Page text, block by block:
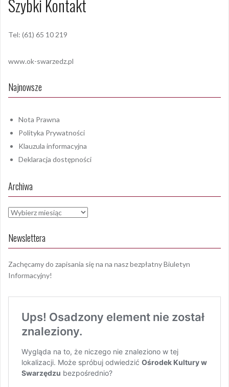
Szybki Kontakt
Tel: (61) 65 10 219
www.ok-swarzedz.pl
Najnowsze
Nota Prawna
Polityka Prywatności
Klauzula informacyjna
Deklaracja dostępności
Archiwa
Archiwa
Newslettera
Zachęcamy do zapisania się na na nasz bezpłatny Biuletyn
Informacyjny!